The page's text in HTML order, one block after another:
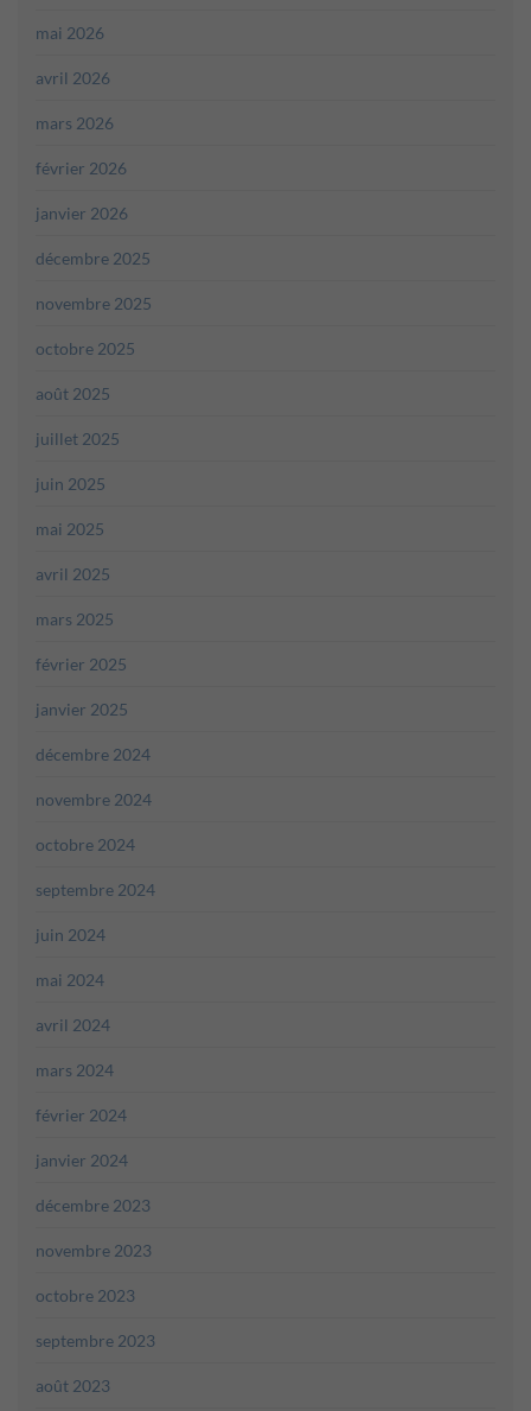
mai 2026
avril 2026
mars 2026
février 2026
janvier 2026
décembre 2025
novembre 2025
octobre 2025
août 2025
juillet 2025
juin 2025
mai 2025
avril 2025
mars 2025
février 2025
janvier 2025
décembre 2024
novembre 2024
octobre 2024
septembre 2024
juin 2024
mai 2024
avril 2024
mars 2024
février 2024
janvier 2024
décembre 2023
novembre 2023
octobre 2023
septembre 2023
août 2023